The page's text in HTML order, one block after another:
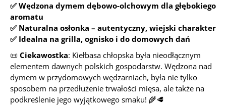
✅ Wędzona dymem dębowo-olchowym dla głębokiego
aromatu
✅ Naturalna osłonka – autentyczny, wiejski charakter
✅ Idealna na grilla, ognisko i do domowych dań
📜 Ciekawostka: Kiełbasa chłopska była nieodłącznym
elementem dawnych polskich gospodarstw. Wędzona nad
dymem w przydomowych wędzarniach, była nie tylko
sposobem na przedłużenie trwałości mięsa, ale także na
podkreślenie jego wyjątkowego smaku! 🌾🥩